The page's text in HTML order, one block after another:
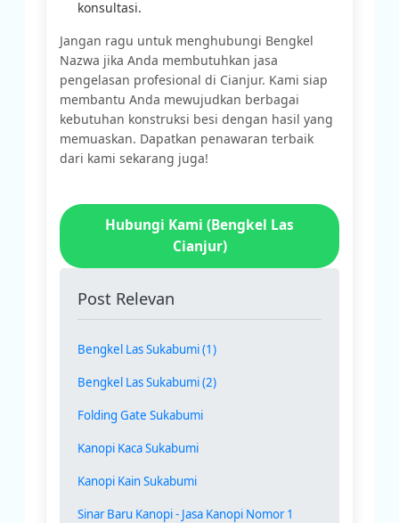
konsultasi.
Jangan ragu untuk menghubungi Bengkel
Nazwa jika Anda membutuhkan jasa
pengelasan profesional di Cianjur. Kami siap
membantu Anda mewujudkan berbagai
kebutuhan konstruksi besi dengan hasil yang
memuaskan. Dapatkan penawaran terbaik
dari kami sekarang juga!
Hubungi Kami (Bengkel Las
Cianjur)
Post Relevan
Bengkel Las Sukabumi (1)
Bengkel Las Sukabumi (2)
Folding Gate Sukabumi
Kanopi Kaca Sukabumi
Kanopi Kain Sukabumi
Sinar Baru Kanopi - Jasa Kanopi Nomor 1